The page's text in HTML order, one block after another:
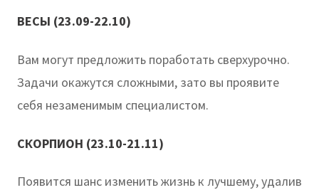
ВЕСЫ (23.09-22.10)
Вам могут предложить поработать сверхурочно.
Задачи окажутся сложными, зато вы проявите
себя незаменимым специалистом.
СКОРПИОН (23.10-21.11)
Появится шанс изменить жизнь к лучшему, удалив